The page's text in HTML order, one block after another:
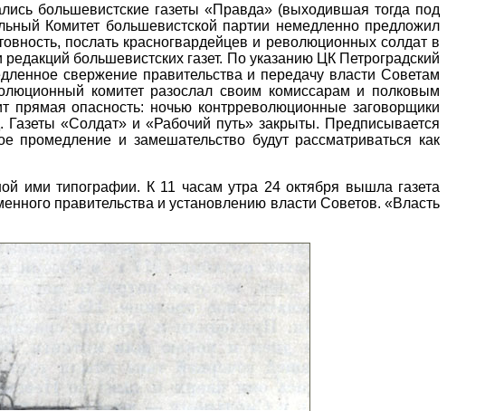
большевистские газеты «Правда» (выходившая тогда под
Комитет большевистской партии немедленно предложил
послать красногвардейцев и революционных солдат в
большевистских газет. По указанию ЦК Петроградский
свержение правительства и передачу власти Советам
комитет разослал своим комиссарам и полковым
прямая опасность: ночью контрреволюционные заговорщики
«Солдат» и «Рабочий путь» закрыты. Предписывается
и замешательство будут рассматриваться как
ими типографии. К 11 часам утра 24 октября вышла газета
правительства и установлению власти Советов. «Власть